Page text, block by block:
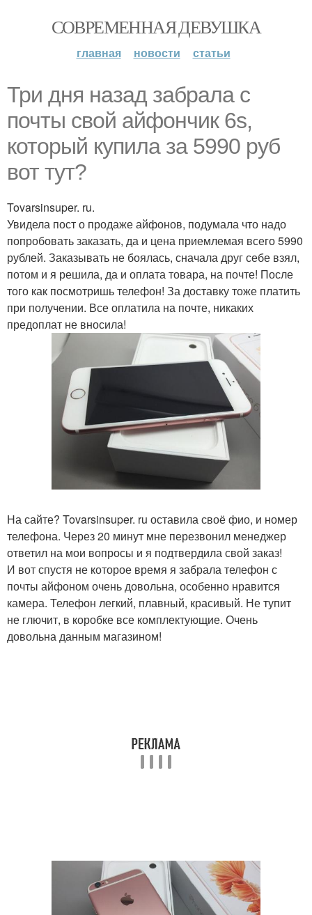
СОВРЕМЕННАЯ ДЕВУШКА
главная новости статьи
Три дня назад забрала с
почты свой айфончик 6s,
который купила за 5990 руб
вот тут?
Tovarsinsuper. ru.
Увидела пост о продаже айфонов, подумала что надо
попробовать заказать, да и цена приемлемая всего 5990
рублей. Заказывать не боялась, сначала друг себе взял,
потом и я решила, да и оплата товара, на почте! После
того как посмотришь телефон! За доставку тоже платить
при получении. Все оплатила на почте, никаких
предоплат не вносила!
На сайте? Tovarsinsuper. ru оставила своё фио, и номер
телефона. Через 20 минут мне перезвонил менеджер
ответил на мои вопросы и я подтвердила свой заказ!
И вот спустя не которое время я забрала телефон с
почты айфоном очень довольна, особенно нравится
камера. Телефон легкий, плавный, красивый. Не тупит
не глючит, в коробке все комплектующие. Очень
довольна данным магазином!